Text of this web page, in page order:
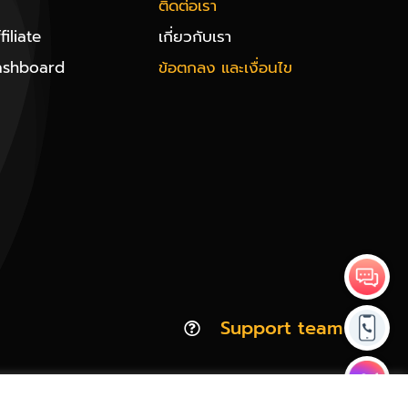
ติดต่อเรา
เกี่ยวกับเรา
ข้อตกลง และเงื่อนไข
Support team